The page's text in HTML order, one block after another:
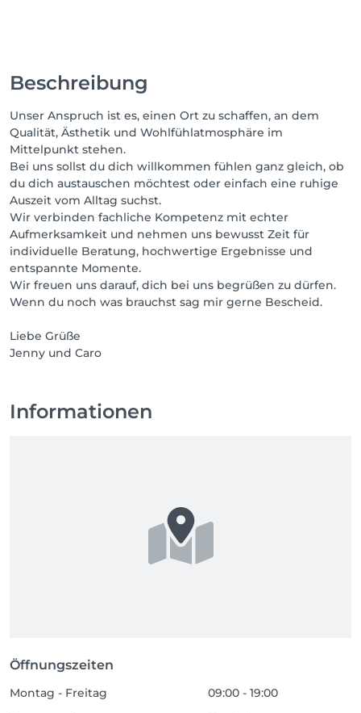
Beschreibung
Unser Anspruch ist es, einen Ort zu schaffen, an dem
Qualität, Ästhetik und Wohlfühlatmosphäre im
Mittelpunkt stehen.
Bei uns sollst du dich willkommen fühlen ganz gleich, ob
du dich austauschen möchtest oder einfach eine ruhige
Auszeit vom Alltag suchst.
Wir verbinden fachliche Kompetenz mit echter
Aufmerksamkeit und nehmen uns bewusst Zeit für
individuelle Beratung, hochwertige Ergebnisse und
entspannte Momente.
Wir freuen uns darauf, dich bei uns begrüßen zu dürfen.
Wenn du noch was brauchst sag mir gerne Bescheid.
Liebe Grüße
Jenny und Caro
Informationen
Öffnungszeiten
Montag - Freitag
09:00 - 19:00